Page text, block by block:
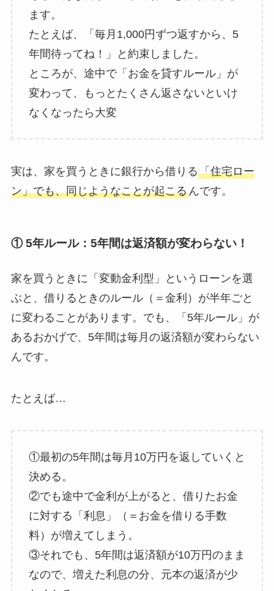
ます。
たとえば、「毎月1,000円ずつ返すから、5
年間待ってね！」と約束しました。
ところが、途中で「お金を貸すルール」が
変わって、もっとたくさん返さないといけ
なくなったら大変
実は、家を買うときに銀行から借りる「住宅ロー
ン」でも、同じようなことが起こるんです。
① 5年ルール：5年間は返済額が変わらない！
家を買うときに「変動金利型」というローンを選
ぶと、借りるときのルール（＝金利）が半年ごと
に変わることがあります。でも、「5年ルール」が
あるおかげで、5年間は毎月の返済額が変わらない
んです。
たとえば…
①最初の5年間は毎月10万円を返していくと
決める。
②でも途中で金利が上がると、借りたお金
に対する「利息」（＝お金を借りる手数
料）が増えてしまう。
③それでも、5年間は返済額が10万円のまま
なので、増えた利息の分、元本の返済が少